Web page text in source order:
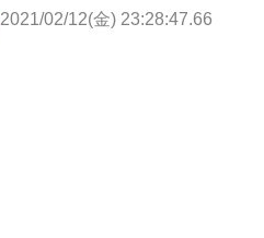
2021/02/12(金) 23:28:47.66